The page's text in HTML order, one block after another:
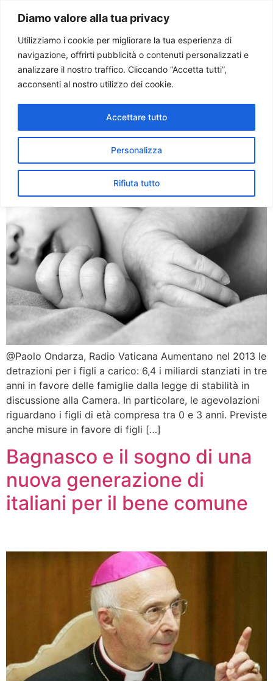
Diamo valore alla tua privacy
Utilizziamo i cookie per migliorare la tua esperienza di
navigazione, offrirti pubblicità o contenuti personalizzati e
analizzare il nostro traffico. Cliccando “Accetta tutti”,
acconsenti al nostro utilizzo dei cookie.
Personalizza
Rifiuta tutto
Accettare tutto
Paolo Ondarza
Tag:immigrati
Calano le nascite, anche tra
immigrati. Forum Famiglie:
segnale allarmante
@Paolo Ondarza, Radio Vaticana Aumentano nel 2013 le
detrazioni per i figli a carico: 6,4 i miliardi stanziati in tre
anni in favore delle famiglie dalla legge di stabilità in
discussione alla Camera. In particolare, le agevolazioni
riguardano i figli di età compresa tra 0 e 3 anni. Previste
anche misure in favore di figli […]
Bagnasco e il sogno di una
nuova generazione di
italiani per il bene comune